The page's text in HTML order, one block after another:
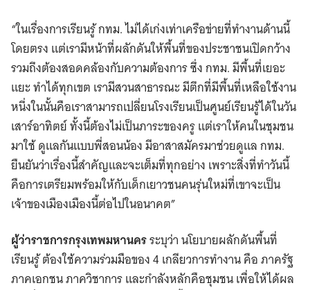
“ในเรื่องการเรียนรู้ กทม. ไม่ได้เก่งเท่าเครือข่ายที่ทำงานด้านนี้
โดยตรง แต่เรามีหน้าที่ผลักดันให้พื้นที่ของประชาชนเปิดกว้าง
รวมถึงต้องสอดคล้องกับความต้องการ ซึ่ง กทม. มีพื้นที่เยอะ
แยะ ทำได้ทุกเขต เรามีสวนสาธารณะ มีตึกที่มีพื้นที่เหลือใช้งาน
หนึ่งในนั้นคือเราสามารถเปลี่ยนโรงเรียนเป็นศูนย์เรียนรู้ได้ในวัน
เสาร์อาทิตย์ ทั้งนี้ต้องไม่เป็นภาระของครู แต่เราให้คนในชุมชน
มาใช้ ดูแลกันแบบพี่สอนน้อง มีอาสาสมัครมาช่วยดูแล กทม.
ยืนยันว่าเรื่องนี้สำคัญและจะเต็มที่ทุกอย่าง เพราะสิ่งที่ทำวันนี้
คือการเตรียมพร้อมให้กับเด็กเยาวชนคนรุ่นใหม่ที่เขาจะเป็น
เจ้าของเมืองเมืองนี้ต่อไปในอนาคต”
ผู้ว่าราชการกรุงเทพมหานครระบุว่า นโยบายผลักดันพื้นที่
เรียนรู้ ต้องใช้ความร่วมมือของ 4 เกลียวการทำงาน คือ ภาครัฐ
ภาคเอกชน ภาควิชาการ และกำลังหลักคือชุมชน เพื่อให้ได้ผล